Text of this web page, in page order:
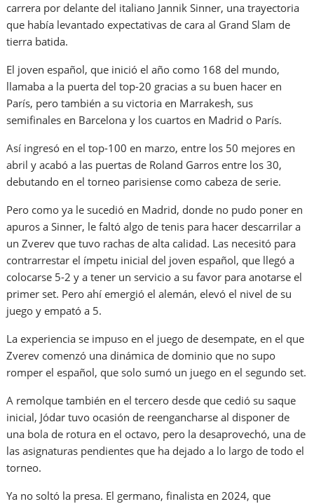
carrera por delante del italiano Jannik Sinner, una trayectoria
que había levantado expectativas de cara al Grand Slam de
tierra batida.
El joven español, que inició el año como 168 del mundo,
llamaba a la puerta del top-20 gracias a su buen hacer en
París, pero también a su victoria en Marrakesh, sus
semifinales en Barcelona y los cuartos en Madrid o París.
Así ingresó en el top-100 en marzo, entre los 50 mejores en
abril y acabó a las puertas de Roland Garros entre los 30,
debutando en el torneo parisiense como cabeza de serie.
Pero como ya le sucedió en Madrid, donde no pudo poner en
apuros a Sinner, le faltó algo de tenis para hacer descarrilar a
un Zverev que tuvo rachas de alta calidad. Las necesitó para
contrarrestar el ímpetu inicial del joven español, que llegó a
colocarse 5-2 y a tener un servicio a su favor para anotarse el
primer set. Pero ahí emergió el alemán, elevó el nivel de su
juego y empató a 5.
La experiencia se impuso en el juego de desempate, en el que
Zverev comenzó una dinámica de dominio que no supo
romper el español, que solo sumó un juego en el segundo set.
A remolque también en el tercero desde que cedió su saque
inicial, Jódar tuvo ocasión de reengancharse al disponer de
una bola de rotura en el octavo, pero la desaprovechó, una de
las asignaturas pendientes que ha dejado a lo largo de todo el
torneo.
Ya no soltó la presa. El germano, finalista en 2024, que